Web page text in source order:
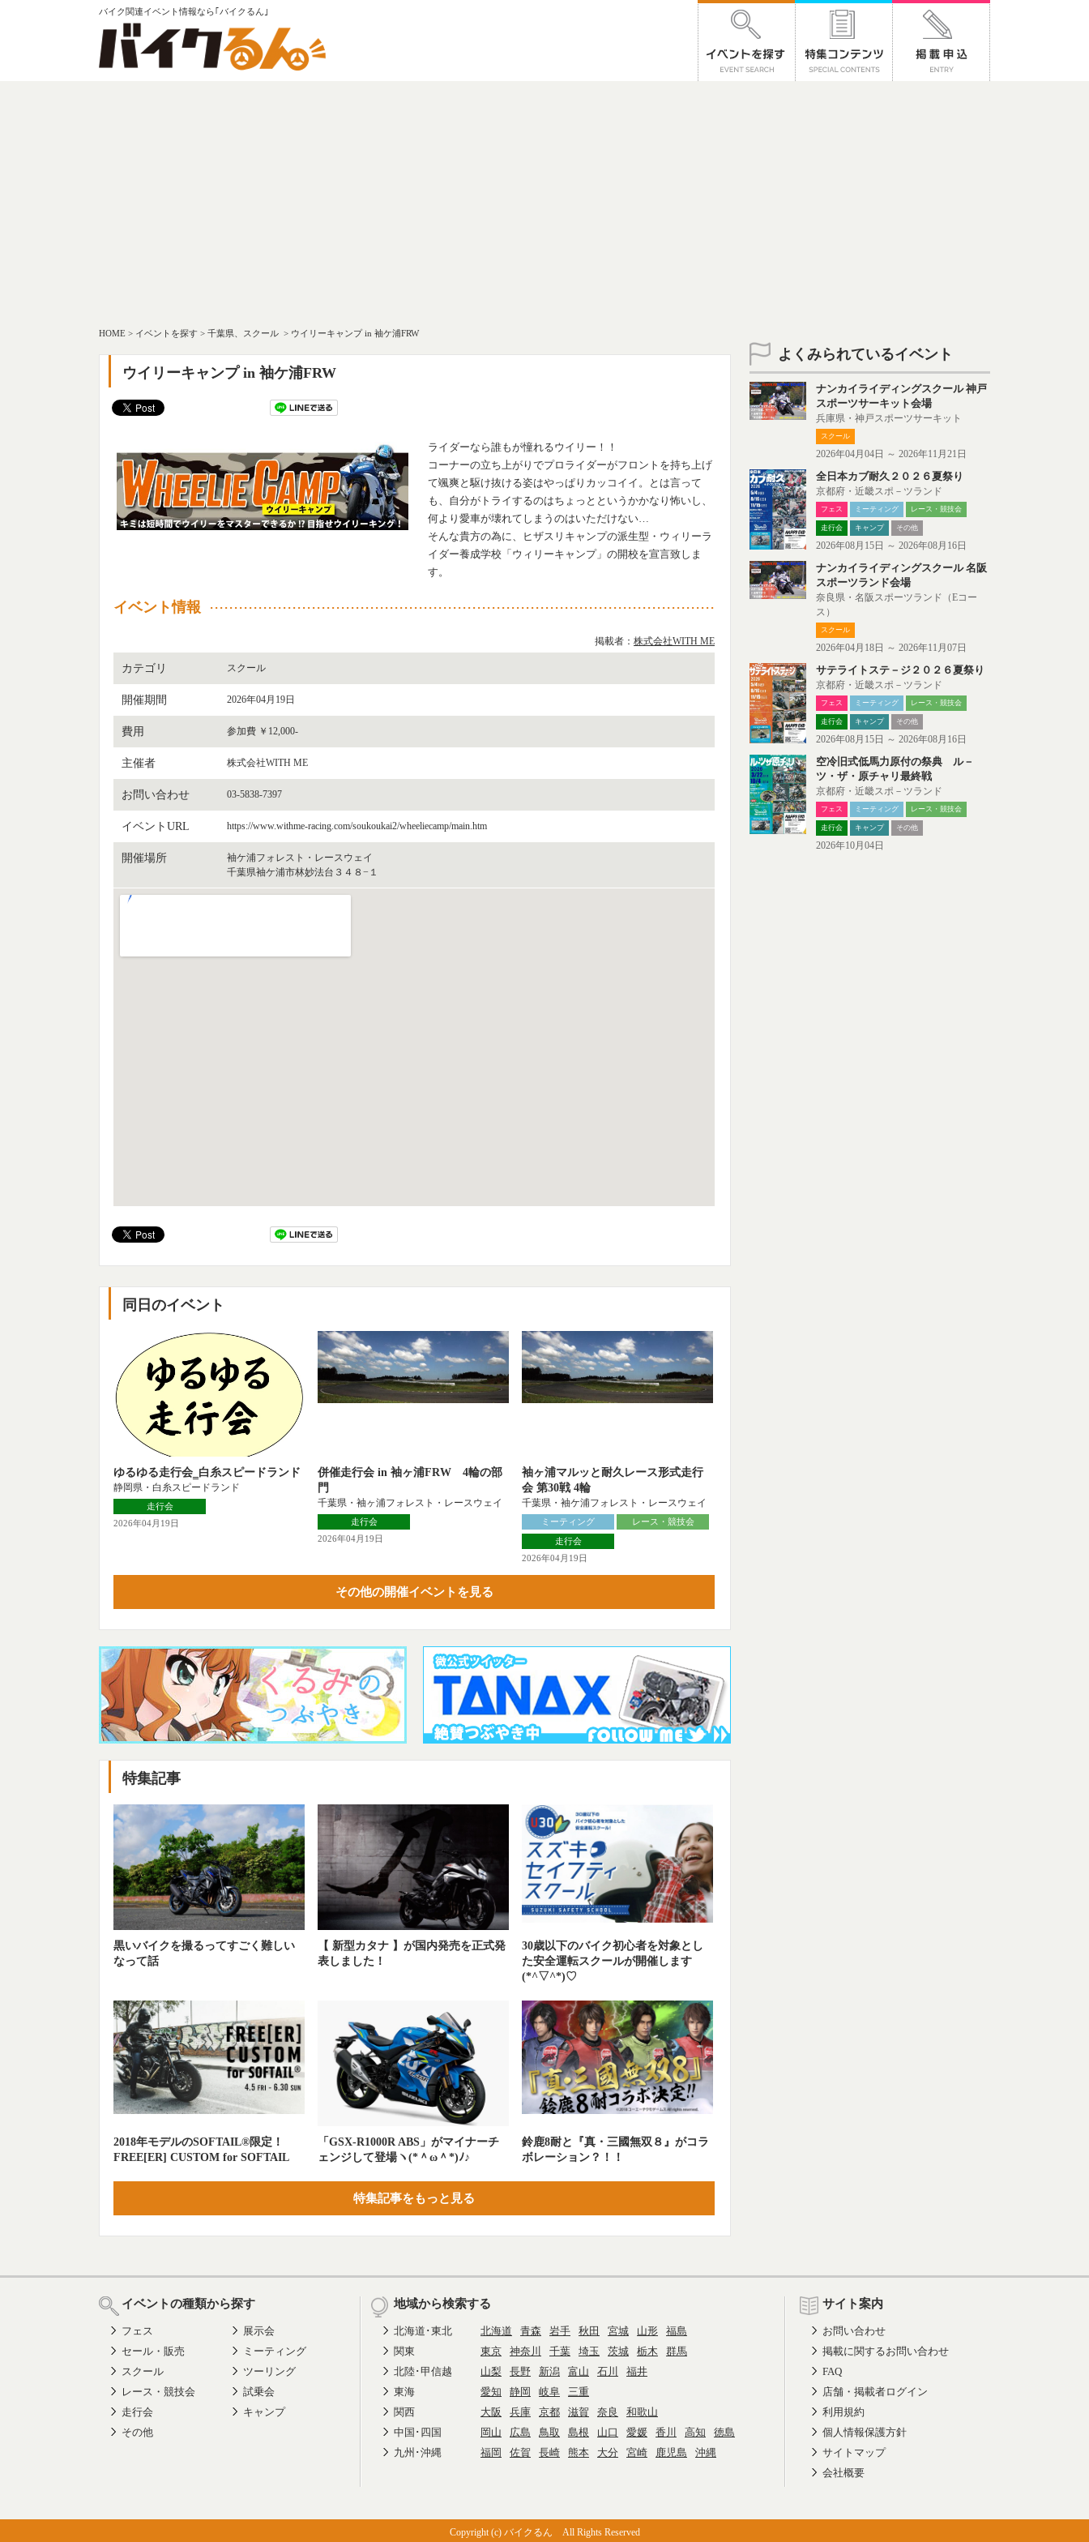
バイク関連イベント情報なら｢バイクるん｣
HOME > イベントを探す > 千葉県、スクール > ウイリーキャンプ in 袖ケ浦FRW
ウイリーキャンプ in 袖ケ浦FRW
ライダーなら誰もが憧れるウイリー！！
コーナーの立ち上がりでプロライダーがフロントを持ち上げ
て颯爽と駆け抜ける姿はやっぱりカッコイイ。とは言って
も、自分がトライするのはちょっとというかかなり怖いし、
何より愛車が壊れてしまうのはいただけない…
そんな貴方の為に、ヒザスリキャンプの派生型・ウィリーラ
イダー養成学校「ウィリーキャンプ」の開校を宣言致しま
す。
イベント情報
掲載者： 株式会社WITH ME
カテゴリ スクール
開催期間 2026年04月19日
費用 参加費 ￥12,000-
主催者 株式会社WITH ME
お問い合わせ 03-5838-7397
イベントURL https://www.withme-racing.com/soukoukai2/wheeliecamp/main.htm
開催場所
袖ケ浦フォレスト・レースウェイ
千葉県袖ケ浦市林妙法台３４８−１
同日のイベント
ゆるゆる走行会‗白糸スピードランド
静岡県・白糸スピードランド
走行会
2026年04月19日
併催走行会 in 袖ヶ浦FRW 4輪の部
門
千葉県・袖ヶ浦フォレスト・レースウェイ
走行会
2026年04月19日
袖ヶ浦マルッと耐久レース形式走行
会 第30戦 4輪
千葉県・袖ケ浦フォレスト・レースウェイ
ミーティング
レース・競技会
走行会
2026年04月19日
その他の開催イベントを見る
特集記事
黒いバイクを撮るってすごく難しい
なって話
【 新型カタナ 】が国内発売を正式発
表しました！
30歳以下のバイク初心者を対象とし
た安全運転スクールが開催します
(*^▽^*)♡
2018年モデルのSOFTAIL®限定！
FREE[ER] CUSTOM for SOFTAIL
「GSX-R1000R ABS」がマイナーチ
ェンジして登場ヽ(*＾ω＾*)ﾉ♪
鈴鹿8耐と『真・三國無双８』がコラ
ボレーション？！！
特集記事をもっと見る
よくみられているイベント
ナンカイライディングスクール 神戸
スポーツサーキット会場
兵庫県・神戸スポーツサーキット
スクール
2026年04月04日 ～ 2026年11月21日
全日本カブ耐久２０２６夏祭り
京都府・近畿スポ－ツランド
フェス ミーティング レース・競技会
走行会 キャンプ その他
2026年08月15日 ～ 2026年08月16日
ナンカイライディングスクール 名阪
スポーツランド会場
奈良県・名阪スポーツランド（Eコー
ス）
スクール
2026年04月18日 ～ 2026年11月07日
サテライトステ－ジ２０２６夏祭り
京都府・近畿スポ－ツランド
フェス ミーティング レース・競技会
走行会 キャンプ その他
2026年08月15日 ～ 2026年08月16日
空冷旧式低馬力原付の祭典 ル－
ツ・ザ・原チャリ最終戦
京都府・近畿スポ－ツランド
フェス ミーティング レース・競技会
走行会 キャンプ その他
2026年10月04日
イベントの種類から探す
フェス
展示会
セール・販売
ミーティング
スクール
ツーリング
レース・競技会
試乗会
走行会
キャンプ
その他
地域から検索する
北海道･東北 北海道 青森 岩手 秋田 宮城 山形
福島
関東
東京 神奈川 千葉 埼玉 茨城 栃木
群馬
北陸･甲信越
山梨 長野 新潟 富山 石川
福井
東海
愛知 静岡 岐阜
三重
関西
大阪 兵庫 京都 滋賀 奈良
和歌山
中国･四国
岡山 広島 鳥取 島根 山口 愛媛 香川 高知
徳島
九州･沖縄
福岡 佐賀 長崎 熊本 大分 宮崎 鹿児島 沖縄
サイト案内
お問い合わせ
掲載に関するお問い合わせ
FAQ
店舗・掲載者ログイン
利用規約
個人情報保護方針
サイトマップ
会社概要
Copyright (c) バイクるん All Rights Reserved